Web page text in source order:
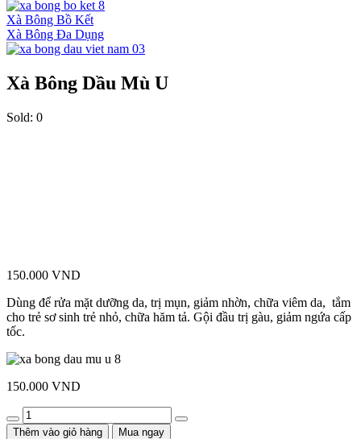
Xà Bông Bồ Kết
Xà Bông Đa Dụng
Xà Bông Dầu Mù U
Sold: 0
150.000 VND
Dùng để rửa mặt dưỡng da, trị mụn, giảm nhờn, chữa viêm da, tắm
cho trẻ sơ sinh trẻ nhỏ, chữa hăm tả. Gội đầu trị gàu, giảm ngứa cấp
tốc.
150.000 VND
Quantity
Thêm vào giỏ hàng Mua ngay